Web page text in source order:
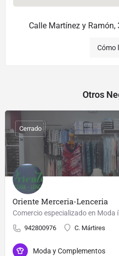
Calle Martínez y Ramón,
Cómo
Otros
Oriente Merceria-Lenceria
942800976 C. Mártires
Cerrado
Moda y Complementos